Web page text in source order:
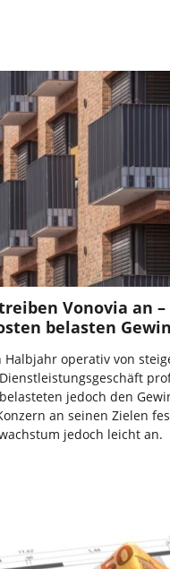
Vonovia an –
belasten
Halbjahr operativ von
jedoch den
an seinen Zielen
jedoch leicht an.